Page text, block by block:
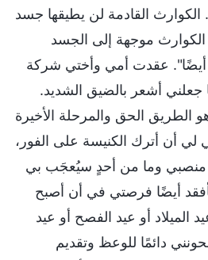
الكوارث القادمة لن يطيقها جسد
موجهة إلى الجسد
عقدت أمي وأختي شركة
جعلني أشعر بالضيق الشديد.
الطريق الحق والمرحلة الأخيرة
لي أن أترك الكنيسة على الفور،
منصبي وما من أحدٍ سيُعجَب بي
أيضًا فرصتي في أن أصبح
أو عيد الفصح أو عيد
دائمًا للوعظ وتقديم